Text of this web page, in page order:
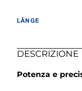
LÄNGE
Potenza e